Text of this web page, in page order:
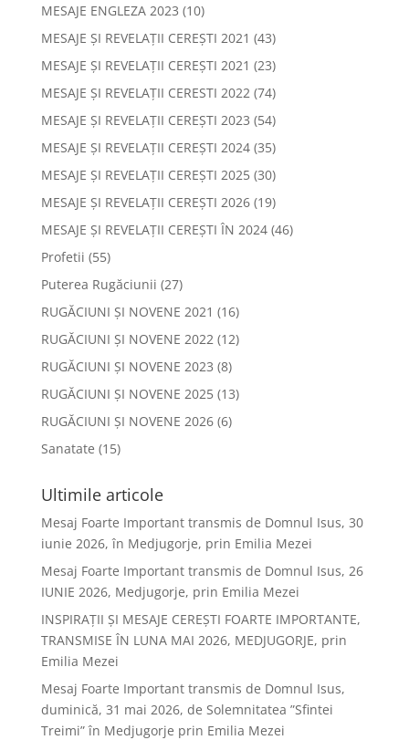
MESAJE ENGLEZA 2023 (10)
MESAJE ȘI REVELAȚII CEREȘTI 2021 (43)
MESAJE ȘI REVELAȚII CEREȘTI 2021 (23)
MESAJE ȘI REVELAȚII CERESTI 2022 (74)
MESAJE ȘI REVELAȚII CEREȘTI 2023 (54)
MESAJE ȘI REVELAȚII CEREȘTI 2024(35)
MESAJE ȘI REVELAȚII CEREȘTI 2025(30)
MESAJE ȘI REVELAȚII CEREȘTI 2026(19)
MESAJE ȘI REVELAȚII CEREȘTI ÎN 2024(46)
Profetii (55)
Puterea Rugăciunii (27)
RUGĂCIUNI ȘI NOVENE 2021 (16)
RUGĂCIUNI ȘI NOVENE 2022 (12)
RUGĂCIUNI ȘI NOVENE 2023 (8)
RUGĂCIUNI ȘI NOVENE 2025(13)
RUGĂCIUNI ȘI NOVENE 2026(6)
Sanatate (15)
Ultimile articole
Mesaj Foarte Important transmis de Domnul Isus, 30
iunie 2026, în Medjugorje, prin Emilia Mezei
Mesaj Foarte Important transmis de Domnul Isus, 26
IUNIE 2026, Medjugorje, prin Emilia Mezei
INSPIRAȚII ȘI MESAJE CEREȘTI FOARTE IMPORTANTE,
TRANSMISE ÎN LUNA MAI 2026, MEDJUGORJE, prin
Emilia Mezei
Mesaj Foarte Important transmis de Domnul Isus,
duminică, 31 mai 2026, de Solemnitatea ”Sfintei
Treimi” în Medjugorje prin Emilia Mezei